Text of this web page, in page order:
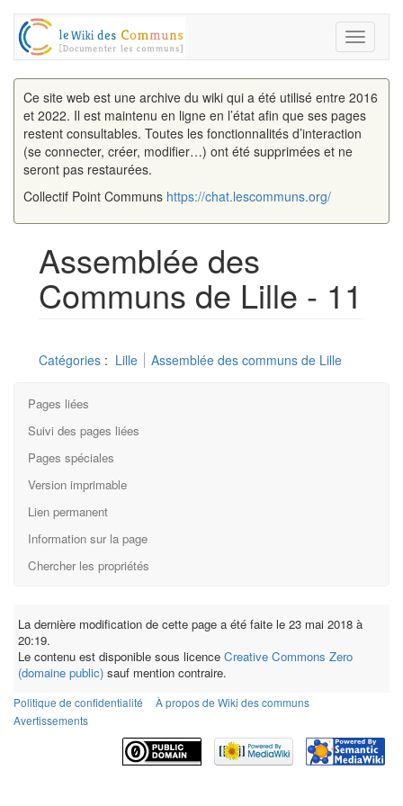
Toggle
Ce site web est une archive du wiki qui a été utilisé entre 2016
et 2022. Il est maintenu en ligne en l’état afin que ses pages
restent consultables. Toutes les fonctionnalités d’interaction
(se connecter, créer, modifier…) ont été supprimées et ne
seront pas restaurées.
Collectif Point Communs https://chat.lescommuns.org/
Assemblée des
Communs de Lille - 11
Catégories : Lille Assemblée des communs de Lille
Pages liées
Suivi des pages liées
Pages spéciales
Version imprimable
Lien permanent
Information sur la page
Chercher les propriétés
La dernière modification de cette page a été faite le 23 mai 2018 à
20:19.
Le contenu est disponible sous licence Creative Commons Zero
(domaine public) sauf mention contraire.
Politique de confidentialité
À propos de Wiki des communs
Avertissements